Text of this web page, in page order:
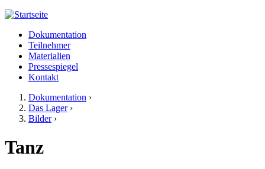
Jump to navigation
Meißner 2013
Hauptmenü
Dokumentation
Teilnehmer
Materialien
Pressespiegel
Kontakt
Sie sind hier
Dokumentation ›
Das Lager›
Bilder›
Tanz